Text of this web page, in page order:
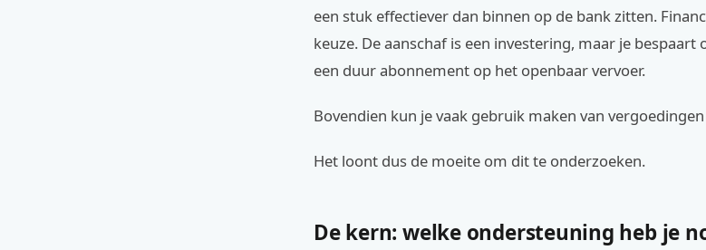
een stuk effectiever dan binnen op de bank zitten.
keuze. De aanschaf is een investering, maar je
een duur abonnement op het openbaar vervoer.
Bovendien kun je vaak gebruik maken van
Het loont dus de moeite om dit te onderzoeken.
De kern: welke ondersteuning heb je